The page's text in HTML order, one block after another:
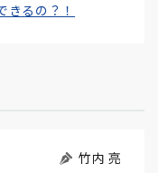
るの？！
竹内 亮